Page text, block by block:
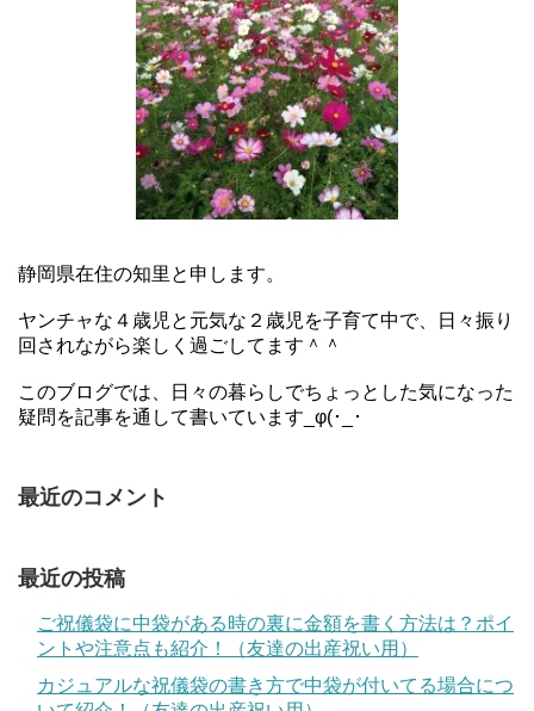
静岡県在住の知里と申します。
ヤンチャな４歳児と元気な２歳児を子育て中で、日々振り
回されながら楽しく過ごしてます＾＾
このブログでは、日々の暮らしでちょっとした気になった
疑問を記事を通して書いています_φ(･_･
最近のコメント
最近の投稿
ご祝儀袋に中袋がある時の裏に金額を書く方法は？ポイ
ントや注意点も紹介！（友達の出産祝い用）
カジュアルな祝儀袋の書き方で中袋が付いてる場合につ